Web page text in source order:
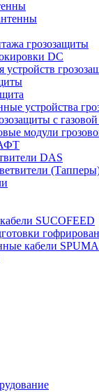
грозозащиты
DC
устройств
устройства
с
модули
DAS
SUCOFEED
кабели SPUMA